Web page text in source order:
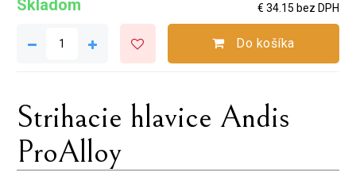
Skladom € 34.15 bez DPH
Do košíka
Strihacie hlavice Andis
ProAlloy